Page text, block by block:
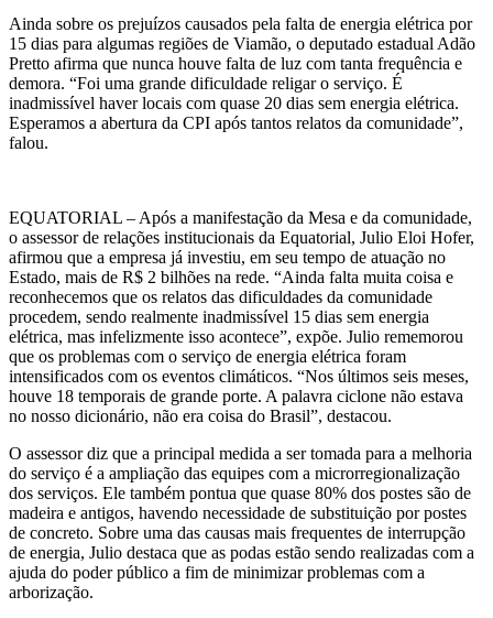
Ainda sobre os prejuízos causados pela falta de energia elétrica por
15 dias para algumas regiões de Viamão, o deputado estadual Adão
Pretto afirma que nunca houve falta de luz com tanta frequência e
demora. “Foi uma grande dificuldade religar o serviço. É
inadmissível haver locais com quase 20 dias sem energia elétrica.
Esperamos a abertura da CPI após tantos relatos da comunidade”,
falou.
EQUATORIAL – Após a manifestação da Mesa e da comunidade,
o assessor de relações institucionais da Equatorial, Julio Eloi Hofer,
afirmou que a empresa já investiu, em seu tempo de atuação no
Estado, mais de R$ 2 bilhões na rede. “Ainda falta muita coisa e
reconhecemos que os relatos das dificuldades da comunidade
procedem, sendo realmente inadmissível 15 dias sem energia
elétrica, mas infelizmente isso acontece”, expõe. Julio rememorou
que os problemas com o serviço de energia elétrica foram
intensificados com os eventos climáticos. “Nos últimos seis meses,
houve 18 temporais de grande porte. A palavra ciclone não estava
no nosso dicionário, não era coisa do Brasil”, destacou.
O assessor diz que a principal medida a ser tomada para a melhoria
do serviço é a ampliação das equipes com a microrregionalização
dos serviços. Ele também pontua que quase 80% dos postes são de
madeira e antigos, havendo necessidade de substituição por postes
de concreto. Sobre uma das causas mais frequentes de interrupção
de energia, Julio destaca que as podas estão sendo realizadas com a
ajuda do poder público a fim de minimizar problemas com a
arborização.